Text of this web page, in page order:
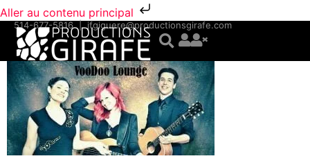
Aller au contenu principal
514-677-5816|jfgiguere@productionsgirafe.com